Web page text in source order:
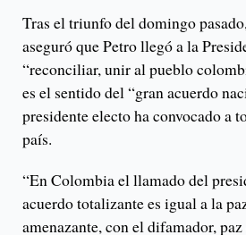
Tras el triunfo del domingo
aseguró que Petro llegó a la
“reconciliar, unir al pueblo
es el sentido del “gran acuerdo
presidente electo ha convocado a
país.
“En Colombia el llamado del
acuerdo totalizante es igual a la
amenazante, con el difamador,